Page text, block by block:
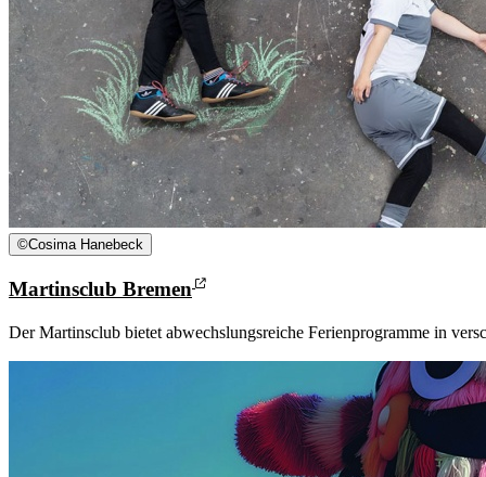
©Cosima Hanebeck
Martinsclub Bremen
Der Martinsclub bietet abwechslungsreiche Ferienprogramme in